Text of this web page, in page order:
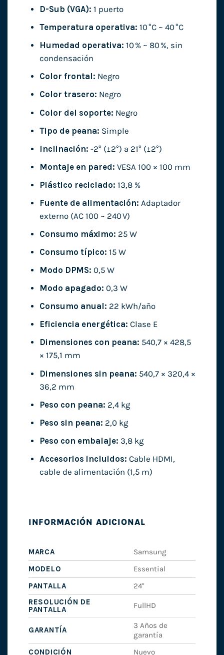
D-Sub (VGA): 1 puerto
Temperatura operativa: 10 °C ~ 40 °C
Humedad operativa: 10 % ~ 80 %, sin
condensación
Color frontal: Negro
Color trasero: Negro
Color del soporte: Negro
Tipo de peana: Simple
Inclinación: -2° (±2°) a 21° (±2°)
Montaje en pared: VESA 100 × 100 mm
Plástico reciclado: 13,8 %
Fuente de alimentación: Adaptador
externo (AC 100 ~ 240 V)
Consumo máximo: 25 W
Consumo típico: 15 W
Modo DPMS: 0,5 W
Modo apagado: 0,3 W
Consumo anual: 22 kWh/año
Eficiencia energética: Clase E
Dimensiones con peana: 540,7 × 428,5
× 175,1 mm
Dimensiones sin peana: 540,7 × 320,4 ×
36,2 mm
Peso con peana: 2,4 kg
Peso sin peana: 2,0 kg
Peso con embalaje: 3,8 kg
Accesorios incluidos: Cable HDMI,
cable de alimentación (1,5 m)
INFORMACIÓN ADICIONAL
MARCA
Samsung
MODELO
Essential
PANTALLA
24"
RESOLUCIÓN DE
PANTALLA
FullHD
GARANTÍA
3 Años de
garantía
CONDICIÓN
Nuevo